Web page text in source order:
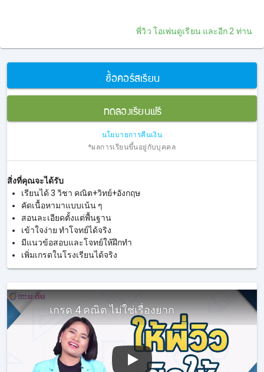
พี่วิว โอเพ่นดูเรียน และอีก 2 ท่าน
ซื้อคอร์สเรียน
ทดลองเรียนฟรี
นโยบายการคืนเงิน
*ผลการเรียนขึ้นอยู่กับบุคคล
สิ่งที่คุณจะได้รับ
เรียนได้ 3 วิชา คณิต+วิทย์+อังกฤษ
คัดเนื้อหามาแบบเน้น ๆ
สอนละเอียดตั้งแต่พื้นฐาน
เข้าใจง่าย ทำโจทย์ได้จริง
มีแนวข้อสอบและโจทย์ให้ฝึกทำ
เพิ่มเกรดในโรงเรียนได้จริง
เกรด 4 คณิต ไม่ใช่เรื่องยาก